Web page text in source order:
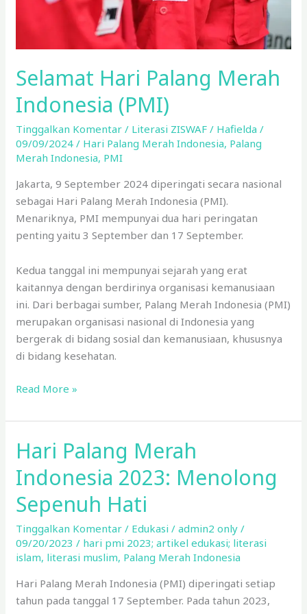
Selamat Hari Palang Merah
Indonesia (PMI)
Tinggalkan Komentar / Literasi ZISWAF / Hafielda/
09/09/2024/ Hari Palang Merah Indonesia, Palang
Merah Indonesia, PMI
Jakarta, 9 September 2024 diperingati secara nasional
sebagai Hari Palang Merah Indonesia (PMI).
Menariknya, PMI mempunyai dua hari peringatan
penting yaitu 3 September dan 17 September.
Kedua tanggal ini mempunyai sejarah yang erat
kaitannya dengan berdirinya organisasi kemanusiaan
ini. Dari berbagai sumber, Palang Merah Indonesia (PMI)
merupakan organisasi nasional di Indonesia yang
bergerak di bidang sosial dan kemanusiaan, khususnya
di bidang kesehatan.
Read More »
Hari Palang Merah
Indonesia 2023: Menolong
Sepenuh Hati
Tinggalkan Komentar / Edukasi /admin2 only/
09/20/2023/ hari pmi 2023; artikel edukasi; literasi
islam, literasi muslim, Palang Merah Indonesia
Hari Palang Merah Indonesia (PMI) diperingati setiap
tahun pada tanggal 17 September. Pada tahun 2023,
Hari
Palang
Merah
Indonesia
2023:
Menolong
Sepenuh
Hati